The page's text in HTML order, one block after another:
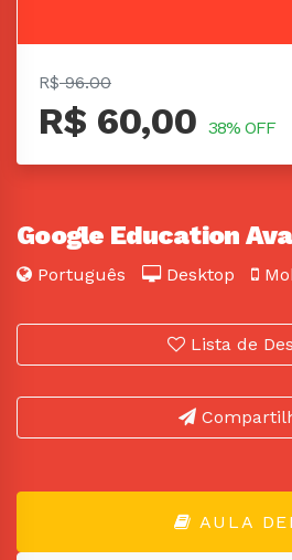
R$96.00
R$ 60,00 38% OFF
Google Education
Português Desktop
Lista de
AULA